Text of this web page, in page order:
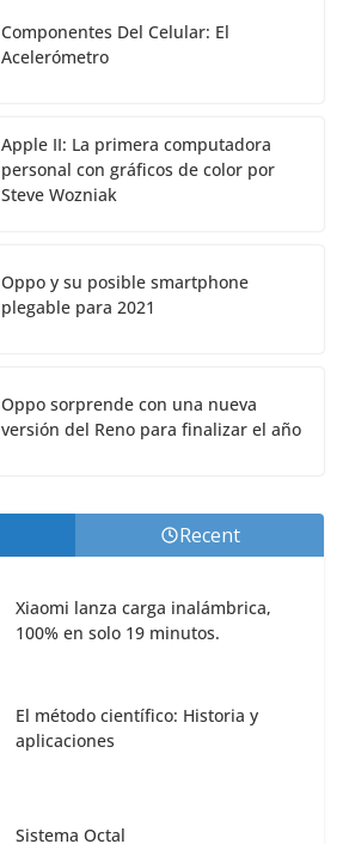
Componentes Del Celular: El
Acelerómetro
Apple II: La primera computadora
personal con gráficos de color por
Steve Wozniak
Oppo y su posible smartphone
plegable para 2021
Oppo sorprende con una nueva
versión del Reno para finalizar el año
Recent
Xiaomi lanza carga inalámbrica,
100% en solo 19 minutos.
El método científico: Historia y
aplicaciones
Sistema Octal